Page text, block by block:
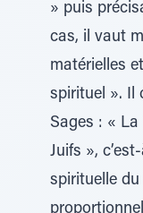
» puis
cas, il vaut
matérielles
spirituel ». Il
Sages : « La
Juifs »,
spirituelle